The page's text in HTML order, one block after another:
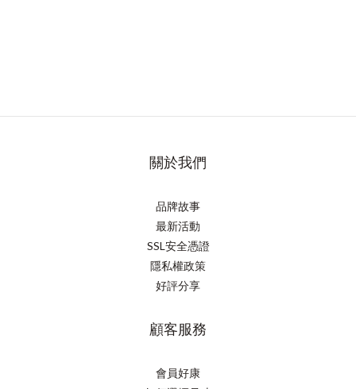
關於我們
品牌故事
最新活動
SSL安全憑證
隱私權政策
好評分享
顧客服務
會員好康